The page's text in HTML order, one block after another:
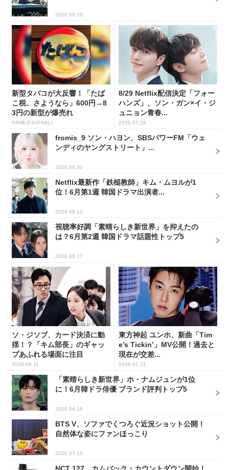
2026.06.18
新型タバコが大反響！「たば
こ税、さようなら」600円→8
3円の新型が爆売れ
PR(株式会社HAL)
8/29 Netflix配信決定「フォー
ハンズ」、ソン・ガン×イ・ジ
ュニョン青春...
2026.07.28
fromis_9 ソン・ハヨン、SBSパワーFM「ウェ
ンディのヤングストリート」...
2026.06.30
Netflix最新作「鉄槌教師」キム・ムヨルが1
位！6月第1週 韓国ドラマ出演者...
2026.06.12
視聴率好調「素晴らしき新世界」を抑えたの
は？6月第2週 韓国ドラマ話題性トップ5
2026.06.17
ソ・ジソブ、カード決済に動
揺！？「キム部長」のギャッ
プあふれる場面に注目
2026.06.11
東方神起 ユンホ、新曲「Tim
e’s Tickin’」MV公開！過去と
現在が交差...
2026.07.21
「素晴らしき新世界」ホ・ナムジュンが1位
に！6月韓ドラ俳優 ブランド評判トップ5
2026.06.18
BTS V、ソファでくつろぐ近況ショット公開！
自然体な姿にファンほっこり
2026.07.10